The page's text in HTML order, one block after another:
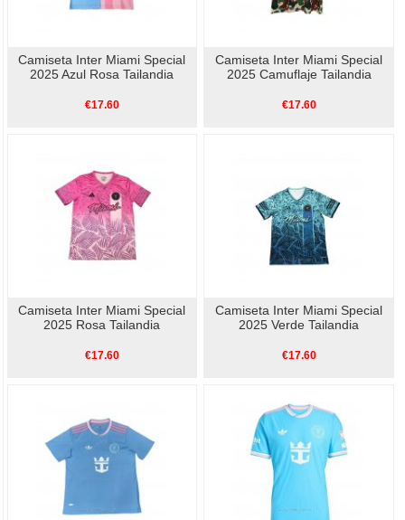
Camiseta Inter Miami Special
2025 Azul Rosa Tailandia
€17.60
Camiseta Inter Miami Special
2025 Camuflaje Tailandia
€17.60
Camiseta Inter Miami Special
2025 Rosa Tailandia
€17.60
Camiseta Inter Miami Special
2025 Verde Tailandia
€17.60